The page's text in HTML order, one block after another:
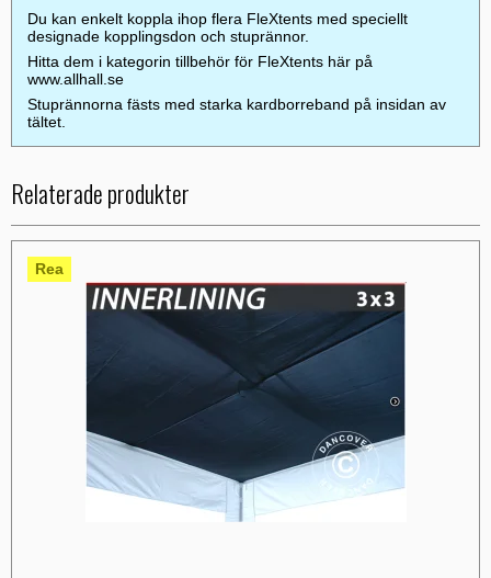
Du kan enkelt koppla ihop flera FleXtents med speciellt
designade kopplingsdon och stuprännor.
Hitta dem i kategorin tillbehör för FleXtents här på
www.allhall.se
Stuprännorna fästs med starka kardborreband på insidan av
tältet.
Relaterade produkter
Rea